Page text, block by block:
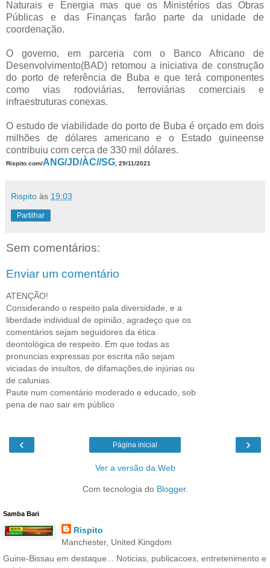
Naturais e Energia mas que os Ministérios das Obras
Públicas e das Finanças farão parte da unidade de
coordenação.
O governo, em parceria com o Banco Africano de
Desenvolvimento(BAD) retomou a iniciativa de construção
do porto de referência de Buba e que terá componentes
como vias rodoviárias, ferroviárias comerciais e
infraestruturas conexas.
O estudo de viabilidade do porto de Buba é orçado em dois
milhões de dólares americano e o Estado guineense
contribuiu com cerca de 330 mil dólares.
Rispito.com/ANG/JD/ÀC//SG , 29/11/2021
Rispito às 19:03
Partilhar
Sem comentários:
Enviar um comentário
ATENÇÃO!
Considerando o respeito pala diversidade, e a
liberdade individual de opinião, agradeço que os
comentários sejam seguidores da ética
deontológica de respeito. Em que todas as
pronuncias expressas por escrita não sejam
viciadas de insultos, de difamações,de injúrias ou
de calunias.
Paute num comentário moderado e educado, sob
pena de nao sair em público
‹ ›
Página inicial
Ver a versão da Web
Com tecnologia do Blogger.
Samba Bari
Rispito
Manchester, United Kingdom
Guine-Bissau em destaque... Noticias, publicacoes, entretenimento e